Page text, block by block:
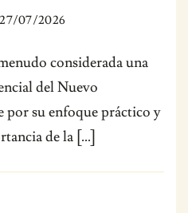
27/07/2026
considerada una
del Nuevo
por su enfoque práctico y
de la […]